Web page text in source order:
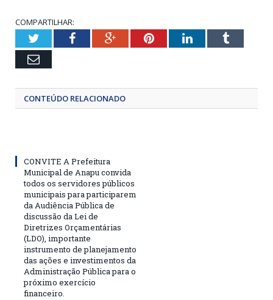
COMPARTILHAR:
TwitterFacebookGoogle+PinterestLinkedInTumblr
Email
CONTEÚDO RELACIONADO
CONVITE A Prefeitura
Municipal de Anapu convida
todos os servidores públicos
municipais para participarem
da Audiência Pública de
discussão da Lei de
Diretrizes Orçamentárias
(LDO), importante
instrumento de planejamento
das ações e investimentos da
Administração Pública para o
próximo exercício
financeiro.